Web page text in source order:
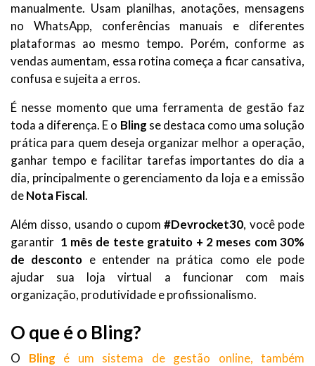
manualmente. Usam planilhas, anotações, mensagens
no WhatsApp, conferências manuais e diferentes
plataformas ao mesmo tempo. Porém, conforme as
vendas aumentam, essa rotina começa a ficar cansativa,
confusa e sujeita a erros.
É nesse momento que uma ferramenta de gestão faz
toda a diferença. E o Bling se destaca como uma solução
prática para quem deseja organizar melhor a operação,
ganhar tempo e facilitar tarefas importantes do dia a
dia, principalmente o gerenciamento da loja e a emissão
deNota Fiscal.
Além disso, usando o cupom#Devrocket30, você pode
garantir 1 mês de teste gratuito + 2 meses com 30%
de desconto e entender na prática como ele pode
ajudar sua loja virtual a funcionar com mais
organização, produtividade e profissionalismo.
O que é o Bling?
O Bling é um sistema de gestão online, também